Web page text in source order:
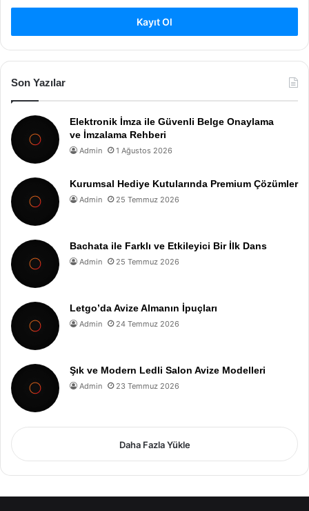
Kayıt Ol
Son Yazılar
Elektronik İmza ile Güvenli Belge Onaylama
ve İmzalama Rehberi
Admin 1 Ağustos 2026
Kurumsal Hediye Kutularında Premium Çözümler
Admin 25 Temmuz 2026
Bachata ile Farklı ve Etkileyici Bir İlk Dans
Admin 25 Temmuz 2026
Letgo’da Avize Almanın İpuçları
Admin 24 Temmuz 2026
Şık ve Modern Ledli Salon Avize Modelleri
Admin 23 Temmuz 2026
Daha Fazla Yükle